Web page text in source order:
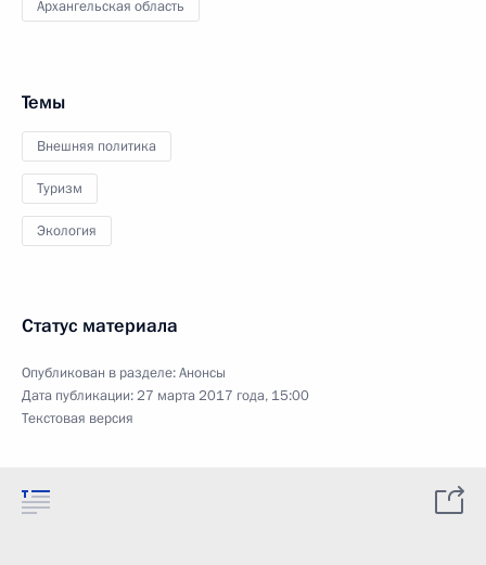
Архангельская область
Темы
Внешняя политика
Туризм
Экология
Статус материала
Опубликован в разделе:Анонсы
Дата публикации:27 марта 2017 года, 15:00
Текстовая версия